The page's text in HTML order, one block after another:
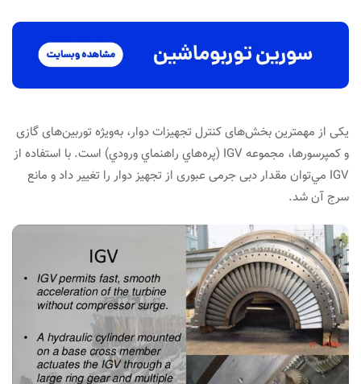
یکی از مهمترین بخش‌های کنترل تجهیزات دوار، به‌ویژه توربین‌های گازی
و کمپرسورها، مجموعه IGV (پره‌هاي راهنماي ورودي) است. با استفاده از
IGV مي‌توان مقدار دبی جرمی عبوری از تجهیز دوار را تغيير داد و مانع
سرج آن شد.